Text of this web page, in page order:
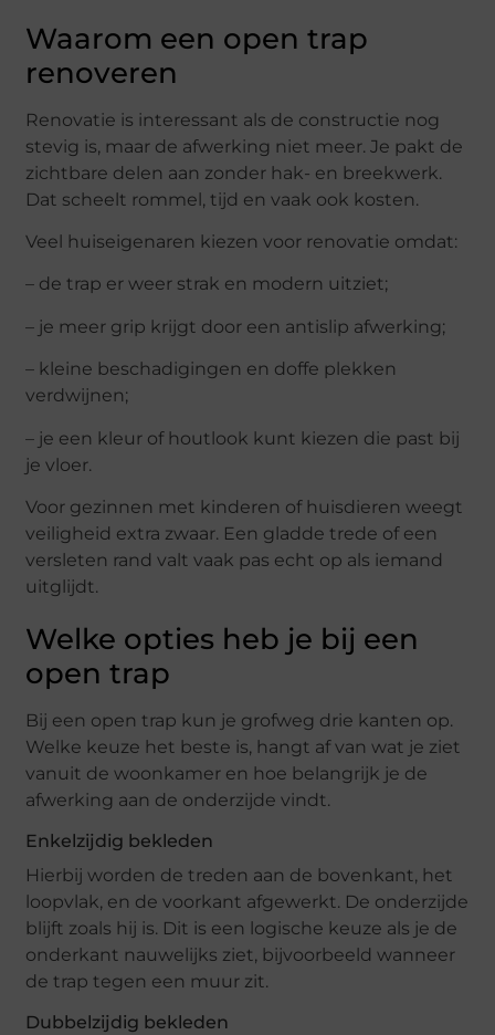
Waarom een open trap
renoveren
Renovatie is interessant als de constructie nog
stevig is, maar de afwerking niet meer. Je pakt de
zichtbare delen aan zonder hak- en breekwerk.
Dat scheelt rommel, tijd en vaak ook kosten.
Veel huiseigenaren kiezen voor renovatie omdat:
– de trap er weer strak en modern uitziet;
– je meer grip krijgt door een antislip afwerking;
– kleine beschadigingen en doffe plekken
verdwijnen;
– je een kleur of houtlook kunt kiezen die past bij
je vloer.
Voor gezinnen met kinderen of huisdieren weegt
veiligheid extra zwaar. Een gladde trede of een
versleten rand valt vaak pas echt op als iemand
uitglijdt.
Welke opties heb je bij een
open trap
Bij een open trap kun je grofweg drie kanten op.
Welke keuze het beste is, hangt af van wat je ziet
vanuit de woonkamer en hoe belangrijk je de
afwerking aan de onderzijde vindt.
Enkelzijdig bekleden
Hierbij worden de treden aan de bovenkant, het
loopvlak, en de voorkant afgewerkt. De onderzijde
blijft zoals hij is. Dit is een logische keuze als je de
onderkant nauwelijks ziet, bijvoorbeeld wanneer
de trap tegen een muur zit.
Dubbelzijdig bekleden